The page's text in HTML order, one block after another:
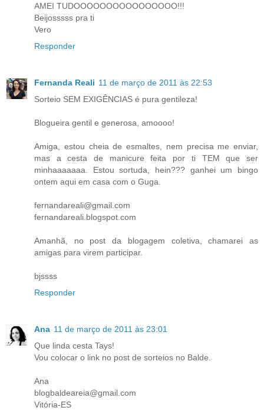
AMEI TUDOOOOOOOOOOOOOOOO!!!
Beijosssss pra ti
Vero
Responder
Fernanda Reali 11 de março de 2011 às 22:53
Sorteio SEM EXIGÊNCIAS é pura gentileza!
Blogueira gentil e generosa, amoooo!
Amiga, estou cheia de esmaltes, nem precisa me enviar,
mas a cesta de manicure feita por ti TEM que ser
minhaaaaaaa. Estou sortuda, hein??? ganhei um bingo
ontem aqui em casa com o Guga.
fernandareali@gmail.com
fernandareali.blogspot.com
Amanhã, no post da blogagem coletiva, chamarei as
amigas para virem participar.
bjssss
Responder
Ana 11 de março de 2011 às 23:01
Que linda cesta Tays!
Vou colocar o link no post de sorteios no Balde.
Ana
blogbaldeareia@gmail.com
Vitória-ES